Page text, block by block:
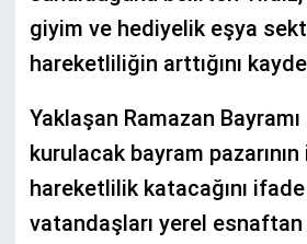
giyim ve hediyelik eşya
hareketliliğin arttığını
Yaklaşan Ramazan
kurulacak bayram
hareketlilik katacağını ifade
vatandaşları yerel esnaftan